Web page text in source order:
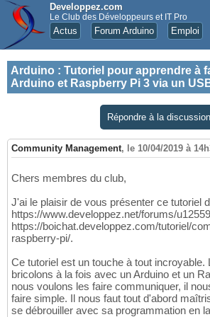
Developpez.com
Le Club des Développeurs et IT Pro
Actus Forum Arduino Emploi
Arduino : Tutoriel pour apprendre à
Arduino et Raspberry Pi 3 via un
Répondre à la discussion
Community Management, le 10/04/2019 à
Chers membres du club,
J'ai le plaisir de vous présenter ce tutoriel
https://www.developpez.net/forums/
https://boichat.developpez.com/tutoriel/
raspberry-pi/.
Ce tutoriel est un touche à tout incroyable.
bricolons à la fois avec un Arduino et un
nous voulons les faire communiquer, il
faire simple. Il nous faut tout d'abord
se débrouiller avec sa programmation en